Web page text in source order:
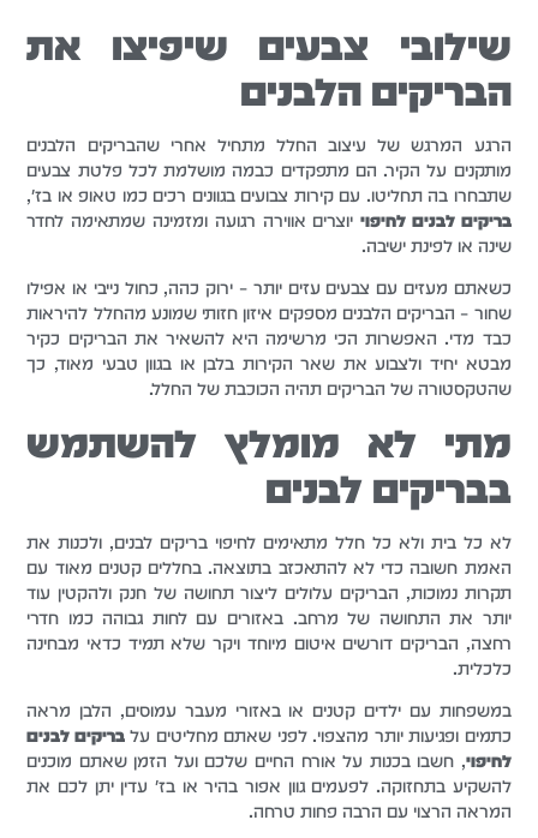
שילובי צבעים שיפיצו את
הבריקים הלבנים
הרגע המרגש של עיצוב החלל מתחיל אחרי שהבריקים הלבנים
מותקנים על הקיר. הם מתפקדים כבמה מושלמת לכל פלטת צבעים
שתבחרו בה תחליטו. עם קירות צבועים בגוונים רכים כמו טאופ או בז',
בריקים לבנים לחיפוייוצרים אווירה רגועה ומזמינה שמתאימה לחדר
שינה או לפינת ישיבה.
כשאתם מעזים עם צבעים עזים יותר – ירוק כהה, כחול נייבי או אפילו
שחור – הבריקים הלבנים מספקים איזון חזותי שמונע מהחלל להיראות
כבד מדי. האפשרות הכי מרשימה היא להשאיר את הבריקים כקיר
מבטא יחיד ולצבוע את שאר הקירות בלבן או בגוון טבעי מאוד, כך
שהטקסטורה של הבריקים תהיה הכוכבת של החלל.
מתי לא מומלץ להשתמש
בבריקים לבנים
לא כל בית ולא כל חלל מתאימים לחיפוי בריקים לבנים, ולכנות את
האמת חשובה כדי לא להתאכזב בתוצאה. בחללים קטנים מאוד עם
תקרות נמוכות, הבריקים עלולים ליצור תחושה של חנק ולהקטין עוד
יותר את התחושה של מרחב. באזורים עם לחות גבוהה כמו חדרי
רחצה, הבריקים דורשים איטום מיוחד ויקר שלא תמיד כדאי מבחינה
כלכלית.
במשפחות עם ילדים קטנים או באזורי מעבר עמוסים, הלבן מראה
כתמים ופגיעות יותר מהצפוי. לפני שאתם מחליטים עלבריקים לבנים
לחיפוי, חשבו בכנות על אורח החיים שלכם ועל הזמן שאתם מוכנים
להשקיע בתחזוקה. לפעמים גוון אפור בהיר או בז' עדין יתן לכם את
המראה הרצוי עם הרבה פחות טרחה.